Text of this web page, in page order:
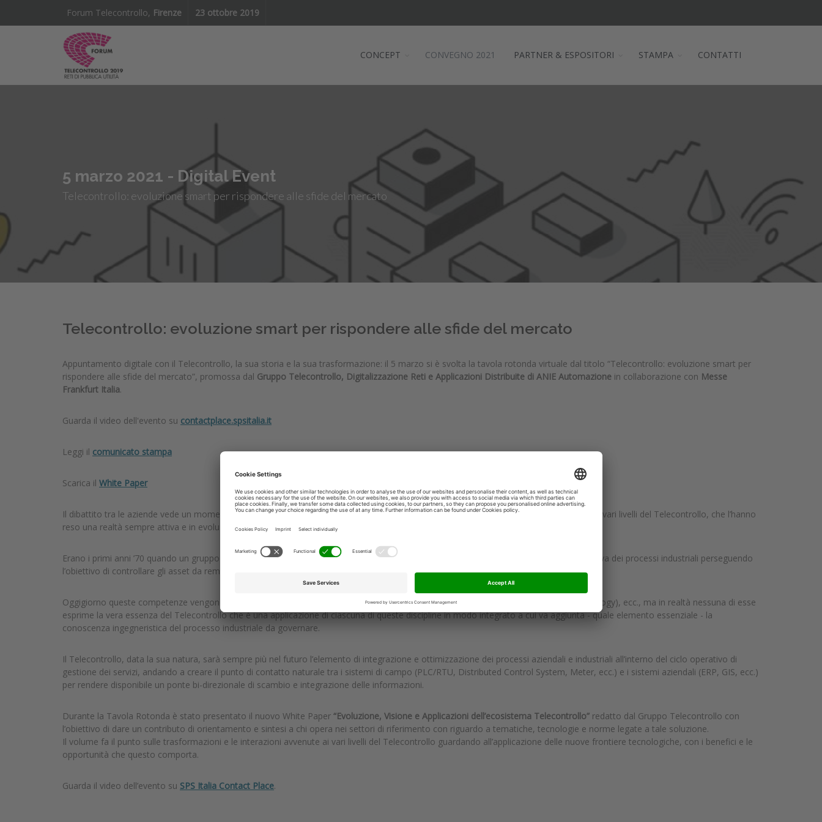
Forum Telecontrollo, Firenze 23 ottobre 2019
CONCEPT CONVEGNO 2021 PARTNER & ESPOSITORI STAMPA CONTATTI
5 marzo 2021 - Digital Event
Telecontrollo: evoluzione smart per rispondere alle sfide del mercato
Telecontrollo: evoluzione smart per rispondere alle sfide del mercato
Appuntamento digitale con il Telecontrollo, la sua storia e la sua trasformazione: il 5 marzo si è svolta la tavola rotonda virtuale dal titolo “Telecontrollo: evoluzione smart per
rispondere alle sfide del mercato”, promossa dal Gruppo Telecontrollo, Digitalizzazione Reti e Applicazioni Distribuite di ANIE Automazione in collaborazione con Messe
Frankfurt Italia.
Guarda il video dell'evento su contactplace.spsitalia.it
Leggi il comunicato stampa
Scarica il White Paper
Il dibattito tra le aziende vede un momento di confronto su temi verticali dedicati alle trasformazioni e interazioni avvenute nel tempo ai vari livelli del Telecontrollo, che l’hanno
reso una realtà sempre attiva e in evoluzione, elemento critico e cruciale per l’implementazione di qualsiasi strategia aziendale.
Erano i primi anni ’70 quando un gruppo di pionieri applicava le prime soluzioni informatiche e di telecomunicazione alla gestione operativa dei processi industriali perseguendo
l’obiettivo di controllare gli asset da remoto; da qui nasceva il Telecontrollo.
Oggigiorno queste competenze vengono spesso catalogate con nuove etichette: IT (Information Technology), OT (Operational Technology), ecc., ma in realtà nessuna di esse
esprime la vera essenza del Telecontrollo che è una applicazione di ciascuna di queste discipline in modo integrato a cui va aggiunta - quale elemento essenziale - la
conoscenza ingegneristica del processo industriale da governare.
Il Telecontrollo, data la sua natura, sarà sempre più nel futuro l’elemento di integrazione e ottimizzazione dei processi aziendali e industriali all’interno del ciclo operativo di
gestione dei servizi, andando a creare il punto di contatto naturale tra i sistemi di campo (PLC/RTU, Distributed Control System, Meter, ecc.) e i sistemi aziendali (ERP, GIS, ecc.)
per rendere disponibile un ponte bi-direzionale di scambio e integrazione delle informazioni.
Durante la Tavola Rotonda è stato presentato il nuovo White Paper “Evoluzione, Visione e Applicazioni dell’ecosistema Telecontrollo” redatto dal Gruppo Telecontrollo con
l’obiettivo di dare un contributo di orientamento e sintesi a chi opera nei settori di riferimento con riguardo a tematiche, tecnologie e norme legate a tale soluzione.
Il volume fa il punto sulle trasformazioni e le interazioni avvenute ai vari livelli del Telecontrollo guardando all’applicazione delle nuove frontiere tecnologiche, con i benefici e le
opportunità che questo comporta.
Guarda il video dell’evento su SPS Italia Contact Place.